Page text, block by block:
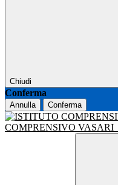
Chiudi
Conferma
Annulla Conferma
COMPRENSIVO VASARI